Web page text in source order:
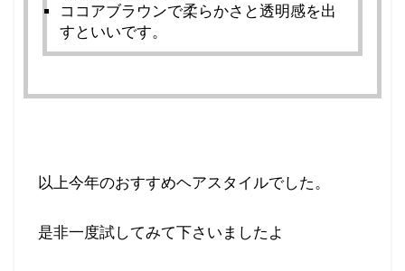
ココアブラウンで柔らかさと透明感を出
すといいです。
以上今年のおすすめヘアスタイルでした。
是非一度試してみて下さいましたよ